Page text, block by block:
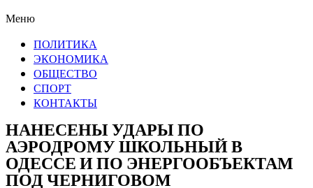
Меню
ПОЛИТИКА
ЭКОНОМИКА
ОБЩЕСТВО
СПОРТ
КОНТАКТЫ
НАНЕСЕНЫ УДАРЫ ПО
АЭРОДРОМУ ШКОЛЬНЫЙ В
ОДЕССЕ И ПО ЭНЕРГООБЪЕКТАМ
ПОД ЧЕРНИГОВОМ